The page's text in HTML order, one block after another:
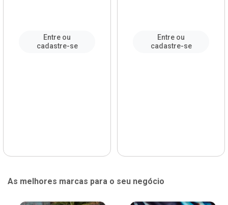
Entre ou
cadastre-se
Entre ou
cadastre-se
As melhores marcas para o seu negócio